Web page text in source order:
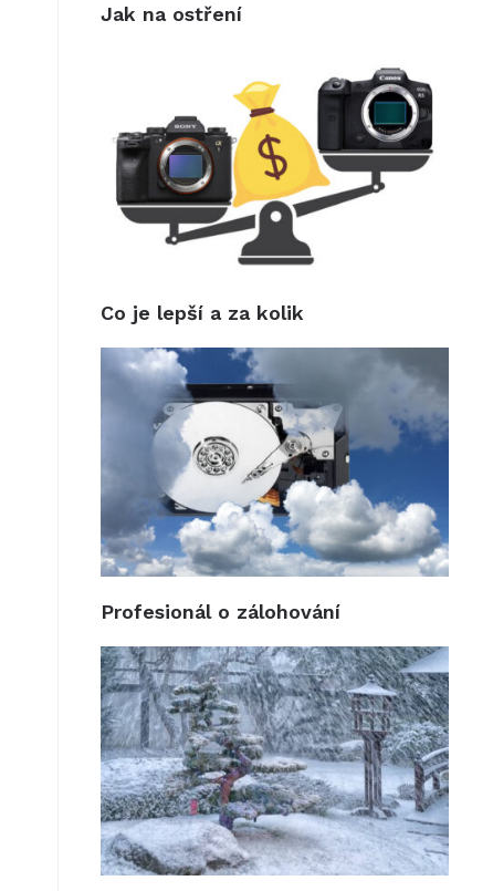
Jak na ostření
Co je lepší a za kolik
Profesionál o zálohování